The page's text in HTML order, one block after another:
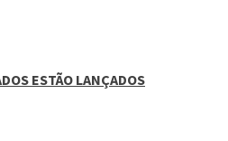
ESTÃO LANÇADOS